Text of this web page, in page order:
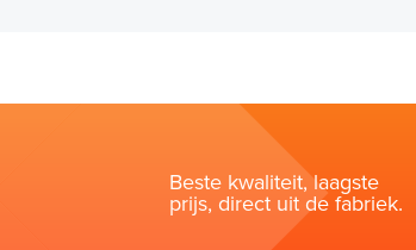
Beste kwaliteit, laagste
prijs, direct uit de fabriek.